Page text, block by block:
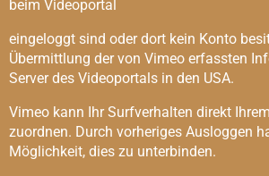
beim Videoportal
eingeloggt sind oder dort kein Konto
Übermittlung der von Vimeo erfassten
Server des Videoportals in den USA.
Vimeo kann Ihr Surfverhalten direkt
zuordnen. Durch vorheriges Ausloggen
Möglichkeit, dies zu unterbinden.